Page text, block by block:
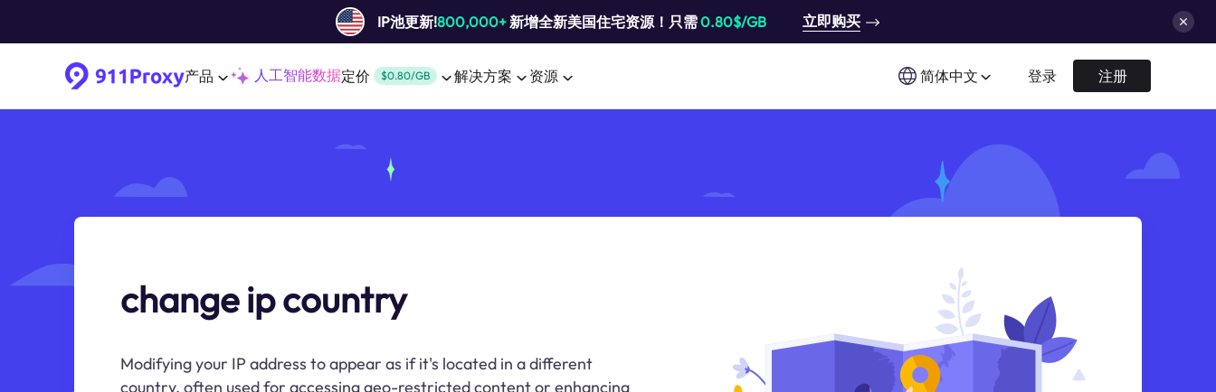
IP池更新!800,000+新增全新美国住宅资源！只需0.80$/GB 立即购买
产品 人工智能数据定价 $0.80/GB 解决方案 资源 简体中文 登录 注册
change ip country
Modifying your IP address to appear as if it's located in a different
country, often used for accessing geo-restricted content or enhancing